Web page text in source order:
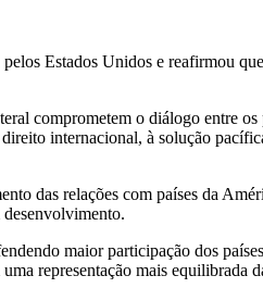
Estados Unidos e reafirmou
comprometem o diálogo entre
internacional, à solução
das relações com países da
desenvolvimento.
maior participação dos
representação mais equilibrada